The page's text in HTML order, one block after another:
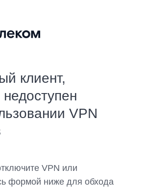
клиент,
VPN
VPN или
формой ниже для обхода